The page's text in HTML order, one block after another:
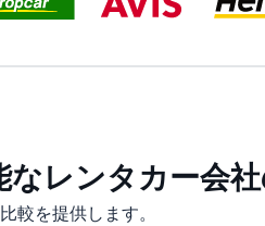
レンタカー会
較を提供します。